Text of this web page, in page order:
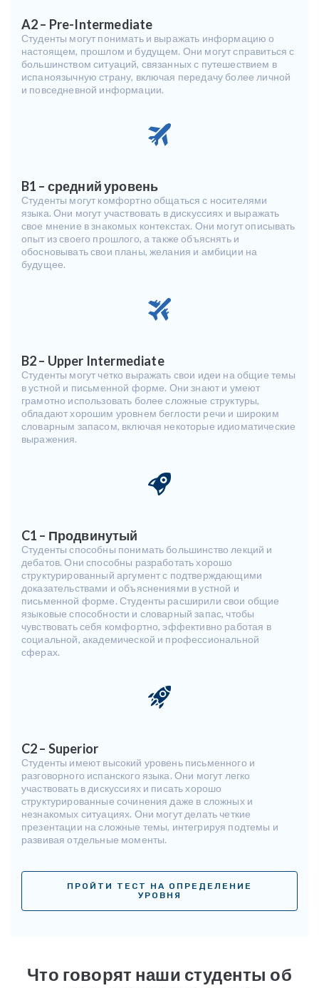
A2 – Pre-Intermediate
Студенты могут понимать и выражать информацию о
настоящем, прошлом и будущем. Они могут справиться с
большинством ситуаций, связанных с путешествием в
испаноязычную страну, включая передачу более личной
и повседневной информации.
B1 – средний уровень
Студенты могут комфортно общаться с носителями
языка. Они могут участвовать в дискуссиях и выражать
свое мнение в знакомых контекстах. Они могут описывать
опыт из своего прошлого, а также объяснять и
обосновывать свои планы, желания и амбиции на
будущее.
B2 – Upper Intermediate
Студенты могут четко выражать свои идеи на общие темы
в устной и письменной форме. Они знают и умеют
грамотно использовать более сложные структуры,
обладают хорошим уровнем беглости речи и широким
словарным запасом, включая некоторые идиоматические
выражения.
C1 – Продвинутый
Студенты способны понимать большинство лекций и
дебатов. Они способны разработать хорошо
структурированный аргумент с подтверждающими
доказательствами и объяснениями в устной и
письменной форме. Студенты расширили свои общие
языковые способности и словарный запас, чтобы
чувствовать себя комфортно, эффективно работая в
социальной, академической и профессиональной
сферах.
C2 – Superior
Студенты имеют высокий уровень письменного и
разговорного испанского языка. Они могут легко
участвовать в дискуссиях и писать хорошо
структурированные сочинения даже в сложных и
незнакомых ситуациях. Они могут делать четкие
презентации на сложные темы, интегрируя подтемы и
развивая отдельные моменты.
ПРОЙТИ ТЕСТ НА ОПРЕДЕЛЕНИЕ
УРОВНЯ
Что говорят наши студенты об